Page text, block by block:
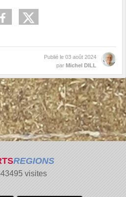
Publié le 03 août 2024
par Michel DILL
REGIONS
visites